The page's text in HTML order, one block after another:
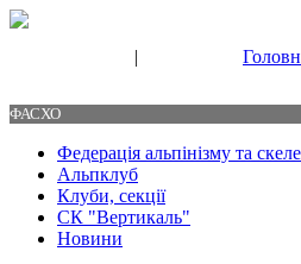
|
ФАСХО
Федерація альпінізму та
Альпклуб
Клуби, секції
СК "Вертикаль"
Новини